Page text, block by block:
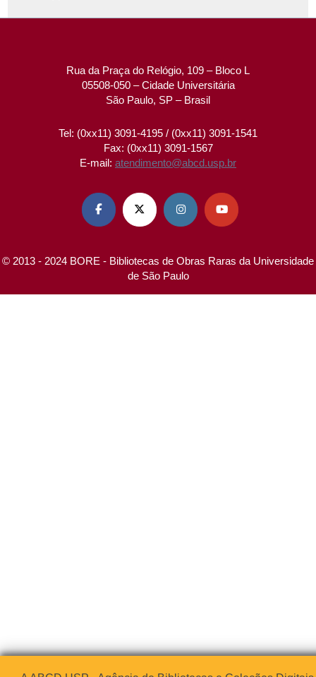
Rua da Praça do Relógio, 109 – Bloco L
05508-050 – Cidade Universitária
São Paulo, SP – Brasil
Tel: (0xx11) 3091-4195 / (0xx11) 3091-1541
Fax: (0xx11) 3091-1567
E-mail: atendimento@abcd.usp.br
   
© 2013 - 2024 BORE - Bibliotecas de Obras Raras da Universidade
de São Paulo